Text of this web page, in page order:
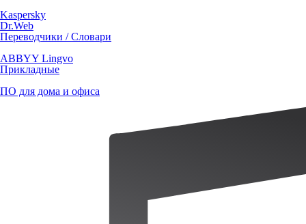
Kaspersky
Dr.Web
Переводчики / Словари
ABBYY Lingvo
Прикладные
ПО для дома и офиса